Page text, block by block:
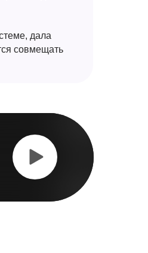
дала
совмещать